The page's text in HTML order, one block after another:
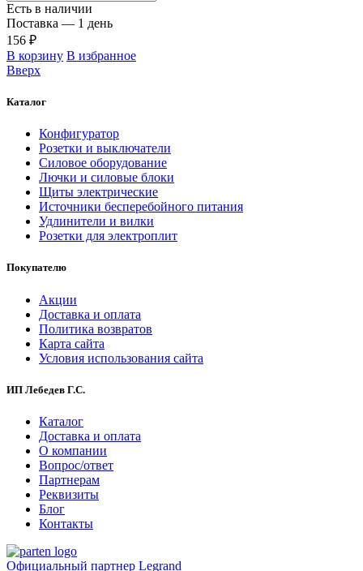
Есть в наличии
Поставка — 1 день
156 ₽
В корзину В избранное
Вверх
Каталог
Конфигуратор
Розетки и выключатели
Силовое оборудование
Лючки и силовые блоки
Щиты электрические
Источники бесперебойного питания
Удлинители и вилки
Розетки для электроплит
Покупателю
Акции
Доставка и оплата
Политика возвратов
Карта сайта
Условия использования сайта
ИП Лебедев Г.С.
Каталог
Доставка и оплата
О компании
Вопрос/ответ
Партнерам
Реквизиты
Блог
Контакты
Официальный партнер Legrand